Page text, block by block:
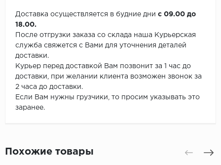
Доставка осуществляется в будние дни с 09.00 до
18.00.
После отгрузки заказа со склада наша Курьерская
служба свяжется с Вами для уточнения деталей
доставки.
Курьер перед доставкой Вам позвонит за 1 час до
доставки, при желании клиента возможен звонок за
2 часа до доставки.
Если Вам нужны грузчики, то просим указывать это
заранее.
Похожие товары